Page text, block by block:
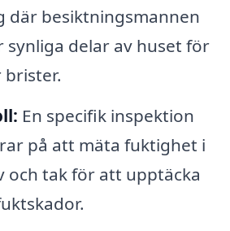
där besiktningsmannen
delar av huset för
brister.
En specifik inspektion
på att mäta fuktighet i
och tak för att upptäcka